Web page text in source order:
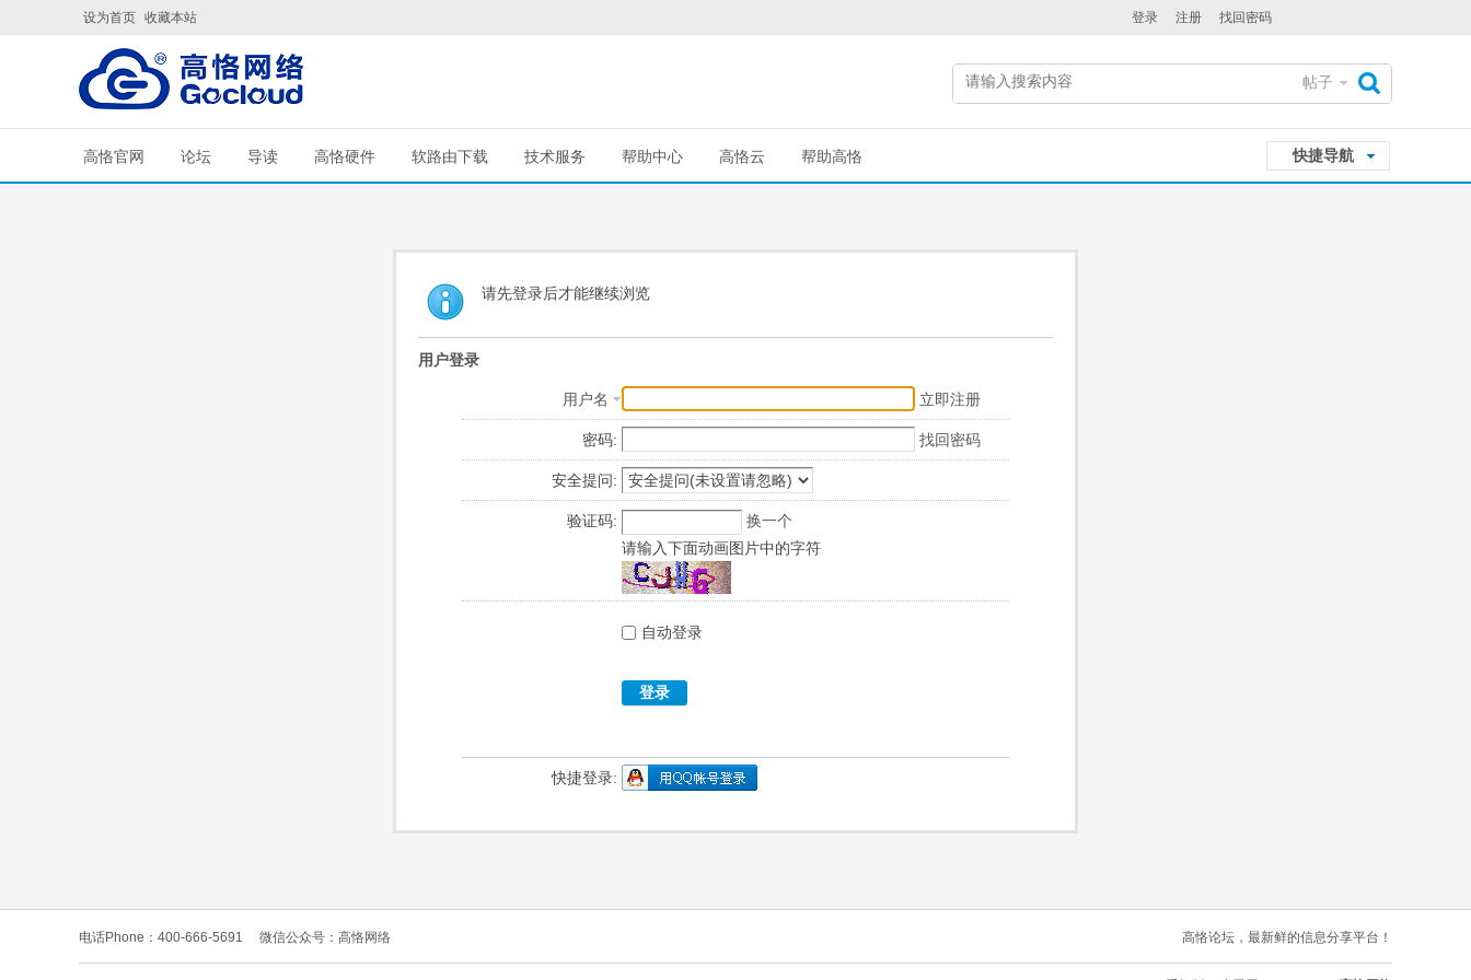
设为首页 收藏本站 登录 注册 找回密码
帖子
快捷导航
高恪官网 论坛 导读 高恪硬件 软路由下载 技术服务 帮助中心 高恪云 帮助高恪
请先登录后才能继续浏览
用户登录
用户名 立即注册
密码: 找回密码
安全提问:
验证码:
换一个
请输入下面动画图片中的字符
自动登录
登录
快捷登录:
电话Phone：400-666-5691 微信公众号：高恪网络 高恪论坛，最新鲜的信息分享平台！